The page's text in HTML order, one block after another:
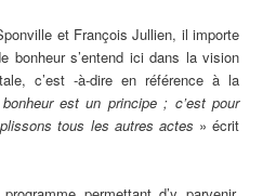
et François Jullien, il importe
bonheur s’entend ici dans la vision
c’est -à-dire en référence à la
est un principe ; c’est pour
tous les autres actes » écrit